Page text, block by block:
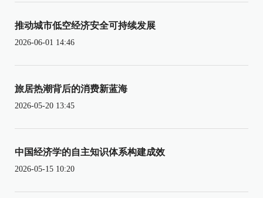
推动城市低空经济安全可持续发展
2026-06-01 14:46
旅居热潮背后的消费新蓝海
2026-05-20 13:45
中国经济学的自主知识体系构建成效
2026-05-15 10:20